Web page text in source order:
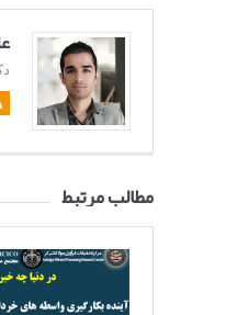
مطالب مرتبط